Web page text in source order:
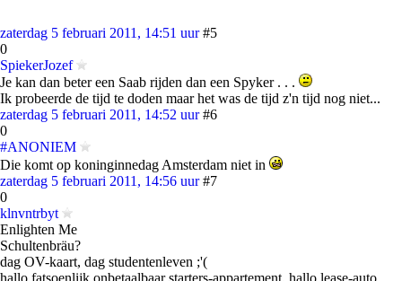
zaterdag 5 februari 2011, 14:51 uur #5
0
SpiekerJozef
Je kan dan beter een Saab rijden dan een Spyker . . .
Ik probeerde de tijd te doden maar het was de tijd z'n tijd nog niet...
zaterdag 5 februari 2011, 14:52 uur #6
0
#ANONIEM
Die komt op koninginnedag Amsterdam niet in
zaterdag 5 februari 2011, 14:56 uur #7
0
klnvntrbyt
Enlighten Me
Schultenbräu?
dag OV-kaart, dag studentenleven ;'(
hallo fatsoenlijk onbetaalbaar starters-appartement, hallo lease-auto